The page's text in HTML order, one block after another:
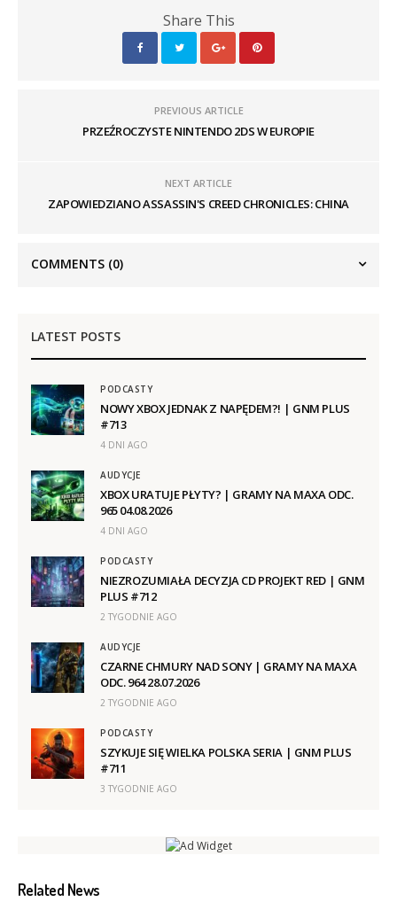
Share This
PREVIOUS ARTICLE
PRZEŹROCZYSTE NINTENDO 2DS W EUROPIE
NEXT ARTICLE
ZAPOWIEDZIANO ASSASSIN'S CREED CHRONICLES: CHINA
COMMENTS (0)
LATEST POSTS
PODCASTY
NOWY XBOX JEDNAK Z NAPĘDEM?! | GNM PLUS
#713
4 DNI AGO
AUDYCJE
XBOX URATUJE PŁYTY? | GRAMY NA MAXA ODC.
965 04.08.2026
4 DNI AGO
PODCASTY
NIEZROZUMIAŁA DECYZJA CD PROJEKT RED | GNM
PLUS #712
2 TYGODNIE AGO
AUDYCJE
CZARNE CHMURY NAD SONY | GRAMY NA MAXA
ODC. 964 28.07.2026
2 TYGODNIE AGO
PODCASTY
SZYKUJE SIĘ WIELKA POLSKA SERIA | GNM PLUS
#711
3 TYGODNIE AGO
Related News